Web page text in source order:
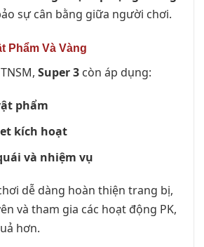
sự cân bằng giữa người chơi.
Phẩm Và Vàng
Super 3 còn áp dụng:
phẩm
kích hoạt
và nhiệm vụ
dễ dàng hoàn thiện trang bị,
và tham gia các hoạt động PK,
hơn.